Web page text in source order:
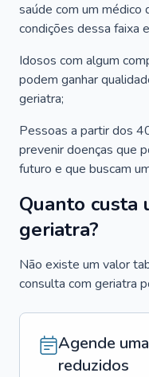
saúde com um médico
condições dessa faixa
Idosos com algum
podem ganhar
geriatra;
Pessoas a partir dos
prevenir doenças que
futuro e que buscam
Quanto custa
geriatra?
Não existe um valor
consulta com geriatra
Agende
reduzidos